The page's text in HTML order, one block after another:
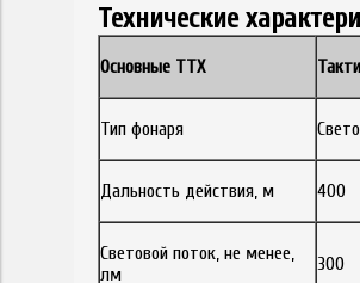
Технические
Основные ТТХ
Тип фонаря
Дальность действия, м 400
Световой поток, не менее,
лм
300